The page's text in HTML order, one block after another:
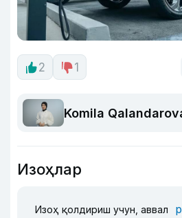
2 1
Komila
Изоҳлар
Изоҳ қолдириш учун, аввал